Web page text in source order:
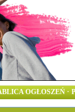
OGŁOSZEŃ